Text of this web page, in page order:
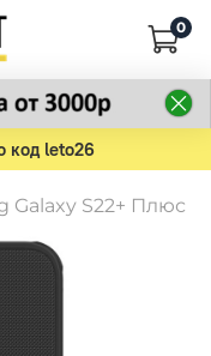
0
код leto26
Galaxy S22+ Плюс